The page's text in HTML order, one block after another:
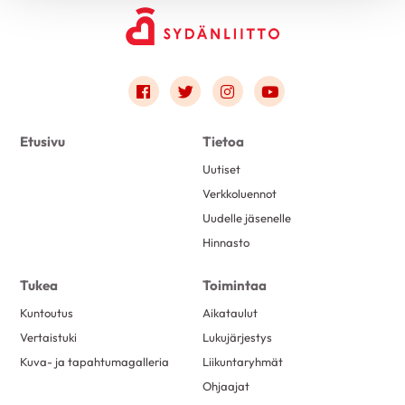
Link to facebook
Link to twitter
Link to instagram
Link to youtube
Etusivu Tietoa
Uutiset
Verkkoluennot
Uudelle jäsenelle
Hinnasto
Tukea
Kuntoutus
Vertaistuki
Kuva- ja tapahtumagalleria
Toimintaa
Aikataulut
Lukujärjestys
Liikuntaryhmät
Ohjaajat